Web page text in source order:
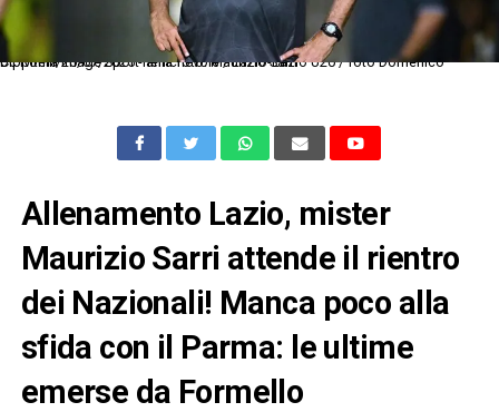
Dc Roma 20/07/2025 - amichevole / Lazio-Lazio U20 / foto Domenico Cippitelli/Image Sport nella foto: Maurizio Sarri
Allenamento Lazio, mister
Maurizio Sarri attende il rientro
dei Nazionali! Manca poco alla
sfida con il Parma: le ultime
emerse da Formello